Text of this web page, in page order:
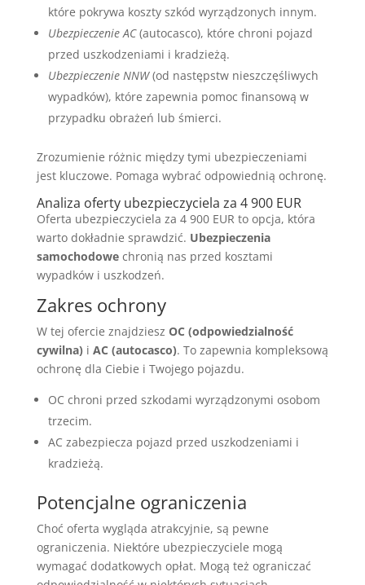
które pokrywa koszty szkód wyrządzonych innym.
Ubezpieczenie AC(autocasco), które chroni pojazd
przed uszkodzeniami i kradzieżą.
Ubezpieczenie NNW(od następstw nieszczęśliwych
wypadków), które zapewnia pomoc finansową w
przypadku obrażeń lub śmierci.
Zrozumienie różnic między tymi ubezpieczeniami
jest kluczowe. Pomaga wybrać odpowiednią ochronę.
Analiza oferty ubezpieczyciela za 4 900 EUR
Oferta ubezpieczyciela za 4 900 EUR to opcja, która
warto dokładnie sprawdzić. Ubezpieczenia
samochodowechronią nas przed kosztami
wypadków i uszkodzeń.
Zakres ochrony
W tej ofercie znajdziesz OC (odpowiedzialność
cywilna) i AC (autocasco). To zapewnia kompleksową
ochronę dla Ciebie i Twojego pojazdu.
OC chroni przed szkodami wyrządzonymi osobom
trzecim.
AC zabezpiecza pojazd przed uszkodzeniami i
kradzieżą.
Potencjalne ograniczenia
Choć oferta wygląda atrakcyjnie, są pewne
ograniczenia. Niektóre ubezpieczyciele mogą
wymagać dodatkowych opłat. Mogą też ograniczać